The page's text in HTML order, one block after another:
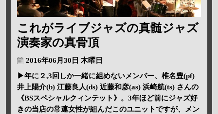
これがライブジャズの真髄ジャズ
演奏家の真骨頂
2016年06月30日 木曜日
▶年に２,3回しか一緒に組めないメンバー、椎名豊(pf)
井上陽介(b) 江藤良人(ds) 近藤和彦(as) 浜崎航(ts) さんの
《BSスペシャルクィンテット》。3年ほど前にジャズ好
きの当店の常連女性が組んだこのユニットですが、メン